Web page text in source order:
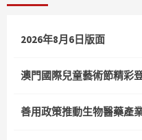
2026年8月6日版面
澳門國際兒童藝術節精彩
善用政策推動生物醫藥產